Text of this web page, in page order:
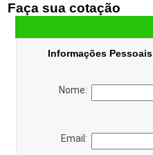
Faça sua cotação
Informações Pessoais
Nome:
Email: